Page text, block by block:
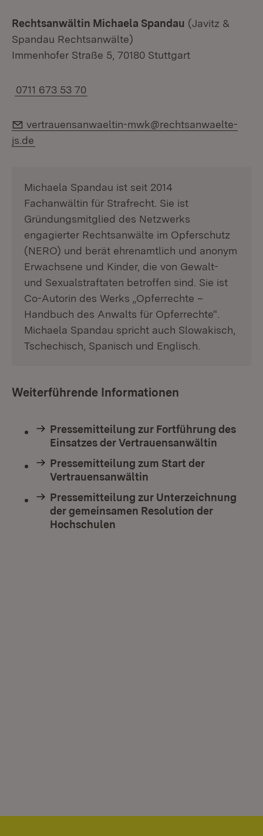
Rechtsanwältin Michaela Spandau (Javitz &
Spandau Rechtsanwälte)
Immenhofer Straße 5, 70180 Stuttgart
0711 673 53 70
E-Mail:
vertrauensanwaeltin-mwk@rechtsanwaelte-
js.de
Michaela Spandau ist seit 2014
Fachanwältin für Strafrecht. Sie ist
Gründungsmitglied des Netzwerks
engagierter Rechtsanwälte im Opferschutz
(NERO) und berät ehrenamtlich und anonym
Erwachsene und Kinder, die von Gewalt-
und Sexualstraftaten betroffen sind. Sie ist
Co-Autorin des Werks „Opferrechte –
Handbuch des Anwalts für Opferrechte“.
Michaela Spandau spricht auch Slowakisch,
Tschechisch, Spanisch und Englisch.
Weiterführende Informationen
Pressemitteilung zur Fortführung des
Einsatzes der Vertrauensanwältin
Pressemitteilung zum Start der
Vertrauensanwältin
Pressemitteilung zur Unterzeichnung
der gemeinsamen Resolution der
Hochschulen